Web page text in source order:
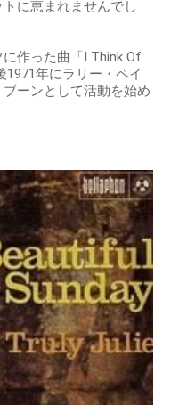
に恵まれませんでし
作った曲「I Think Of
年にラリー・ペイ
ーンとして活動を始め